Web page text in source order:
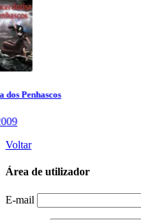
Voltar
Área de utilizador
E-mail